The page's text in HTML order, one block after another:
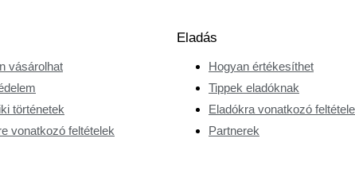
vásárolhat
történetek
vonatkozó feltételek
Eladás
Hogyan értékesíthet
Tippek eladóknak
Eladókra vonatkozó
Partnerek